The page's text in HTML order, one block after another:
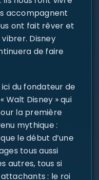
accompagnent
ont fait rêver et
Disney
de faire
du fondateur de
Walt Disney » qui
la première
mythique :
le début d’une
tous aussi
autres, tous si
: le roi